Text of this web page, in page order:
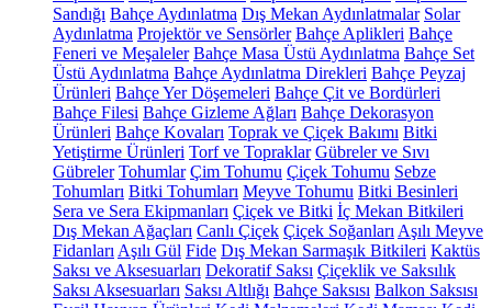
Sandığı Bahçe Aydınlatma Dış Mekan Aydınlatmalar Solar
Aydınlatma Projektör ve Sensörler Bahçe Aplikleri Bahçe
Feneri ve Meşaleler Bahçe Masa Üstü Aydınlatma Bahçe Set
Üstü Aydınlatma Bahçe Aydınlatma Direkleri Bahçe Peyzaj
Ürünleri Bahçe Yer Döşemeleri Bahçe Çit ve Bordürleri
Bahçe Filesi Bahçe Gizleme Ağları Bahçe Dekorasyon
Ürünleri Bahçe Kovaları Toprak ve Çiçek Bakımı Bitki
Yetiştirme Ürünleri Torf ve Topraklar Gübreler ve Sıvı
Gübreler Tohumlar Çim Tohumu Çiçek Tohumu Sebze
Tohumları Bitki Tohumları Meyve Tohumu Bitki Besinleri
Sera ve Sera Ekipmanları Çiçek ve Bitki İç Mekan Bitkileri
Dış Mekan Ağaçları Canlı Çiçek Çiçek Soğanları Aşılı Meyve
Fidanları Aşılı Gül Fide Dış Mekan Sarmaşık Bitkileri Kaktüs
Saksı ve Aksesuarları Dekoratif Saksı Çiçeklik ve Saksılık
Saksı Aksesuarları Saksı Altlığı Bahçe Saksısı Balkon Saksısı